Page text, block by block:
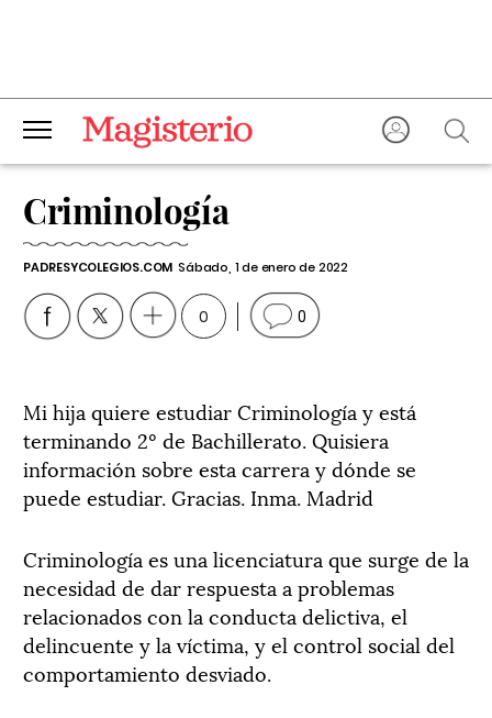
Criminología
PADRESYCOLEGIOS.COM Sábado, 1 de enero de 2022
0 0
Mi hija quiere estudiar Criminología y está
terminando 2º de Bachillerato. Quisiera
información sobre esta carrera y dónde se
puede estudiar. Gracias. Inma. Madrid
Criminología es una licenciatura que surge de la
necesidad de dar respuesta a problemas
relacionados con la conducta delictiva, el
delincuente y la víctima, y el control social del
comportamiento desviado.